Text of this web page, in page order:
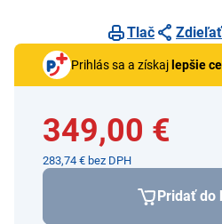
Tlač
Prihlás sa a získaj lepšie
349,00 €
283,74 € bez DPH
Pridať do